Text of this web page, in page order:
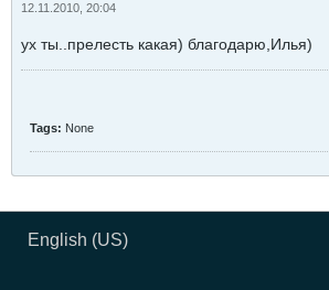
12.11.2010, 20:04
ух ты..прелесть какая) благодарю,Илья)
Tags: None
English (US)